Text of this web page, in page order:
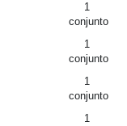
1
conjunto
1
conjunto
1
conjunto
1